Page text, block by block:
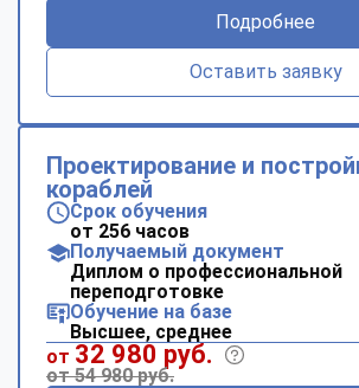
Подробнее
Оставить заявку
Проектирование и
кораблей
Срок обучения
от 256 часов
Получаемый документ
Диплом о профессиональной
переподготовке
Обучение на базе
Высшее, среднее
от 32 980 руб.
от 54 980 руб.